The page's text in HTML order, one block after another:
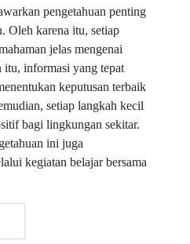
pengetahuan penting
Oleh karena itu, setiap
jelas mengenai
itu, informasi yang tepat
keputusan terbaik
setiap langkah kecil
bagi lingkungan sekitar.
ini juga
kegiatan belajar bersama